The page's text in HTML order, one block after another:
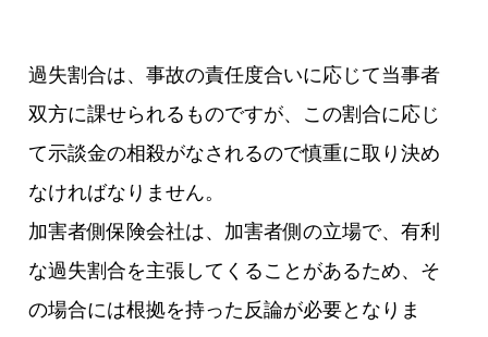
過失割合は、事故の責任度合いに応じて当事者
双方に課せられるものですが、この割合に応じ
て示談金の相殺がなされるので慎重に取り決め
なければなりません。
加害者側保険会社は、加害者側の立場で、有利
な過失割合を主張してくることがあるため、そ
の場合には根拠を持った反論が必要となりま